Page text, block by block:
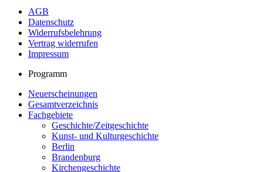
AGB
Datenschutz
Widerrufsbelehrung
Vertrag widerrufen
Impressum
Programm
Neuerscheinungen
Gesamtverzeichnis
Fachgebiete
Geschichte/Zeitgeschichte
Kunst- und Kulturgeschichte
Berlin
Brandenburg
Kirchengeschichte